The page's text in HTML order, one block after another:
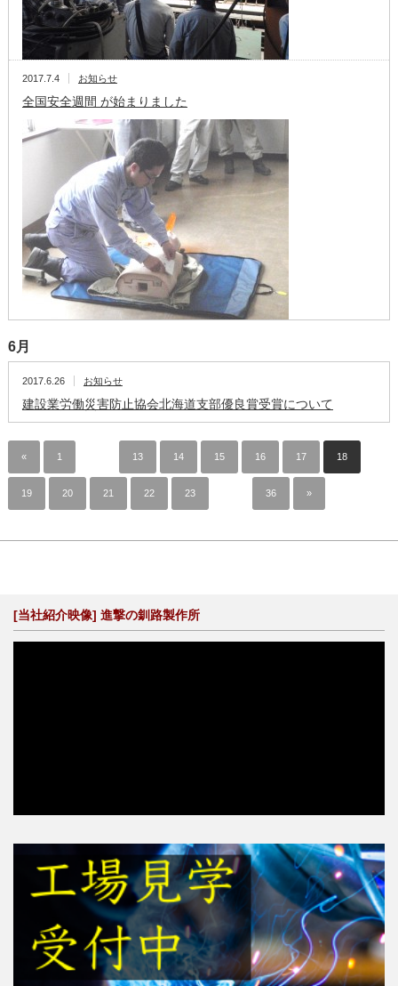
2017.7.4 お知らせ
全国安全週間 が始まりました
6月
2017.6.26 お知らせ
建設業労働災害防止協会北海道支部優良賞受賞について
« 1 13 14 15 16 17 18
19 20 21 22 23 36 »
[当社紹介映像] 進撃の釧路製作所